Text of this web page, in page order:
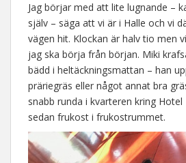
Jag börjar med att lite lugnande –
själv – säga att vi är i Halle och vi
vägen hit. Klockan är halv tio men
jag ska börja från början. Miki
bädd i heltäckningsmattan – han
präriegräs eller något annat bra
snabb runda i kvarteren kring
sedan frukost i frukostrummet.